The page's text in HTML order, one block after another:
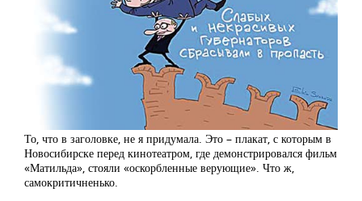
То, что в заголовке, не я придумала. Это – плакат, с которым в
Новосибирске перед кинотеатром, где демонстрировался фильм
«Матильда», стояли «оскорбленные верующие». Что ж,
самокритичненько.